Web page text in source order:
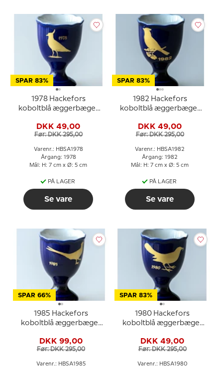
SPAR 83%
1978 Hackefors
koboltblå æggerbæger
DKK 49,00
Før: DKK 295,00
Varenr.: HBSA1978
Årgang: 1978
Mål: H: 7 cm x Ø: 5 cm
PÅ LAGER
Se vare
SPAR 83%
1982 Hackefors
koboltblå æggerbæger
DKK 49,00
Før: DKK 295,00
Varenr.: HBSA1982
Årgang: 1982
Mål: H: 7 cm x Ø: 5 cm
PÅ LAGER
Se vare
SPAR 66%
1985 Hackefors
koboltblå æggerbæger
DKK 99,00
Før: DKK 295,00
Varenr.: HBSA1985
SPAR 83%
1980 Hackefors
koboltblå æggerbæger
DKK 49,00
Før: DKK 295,00
Varenr.: HBSA1980